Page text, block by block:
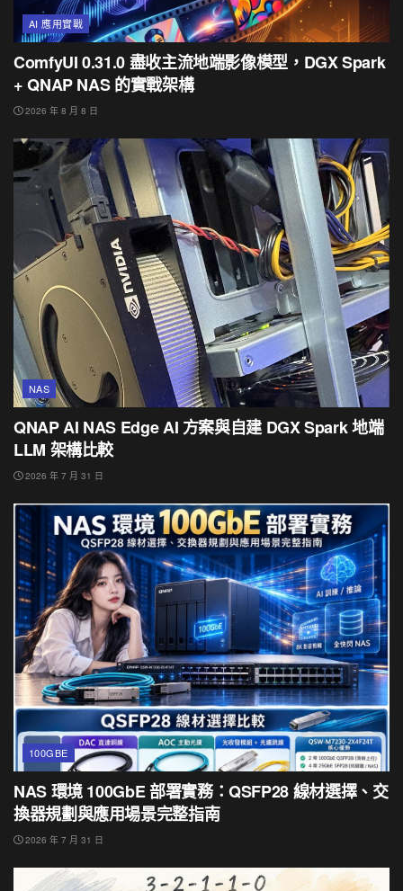
AI 應用實戰
ComfyUI 0.31.0 盡收主流地端影像模型，DGX Spark
+ QNAP NAS 的實戰架構
2026 年 8 月 8 日
NAS
QNAP AI NAS Edge AI 方案與自建 DGX Spark 地端
LLM 架構比較
2026 年 7 月 31 日
100GBE
NAS 環境 100GbE 部署實務：QSFP28 線材選擇、交
換器規劃與應用場景完整指南
2026 年 7 月 31 日